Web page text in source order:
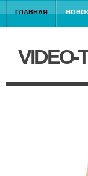
ГЛАВНАЯ
VIDEO-